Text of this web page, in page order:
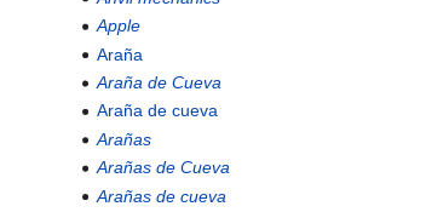
Apple
Araña
Araña de Cueva
Araña de cueva
Arañas
Arañas de Cueva
Arañas de cueva